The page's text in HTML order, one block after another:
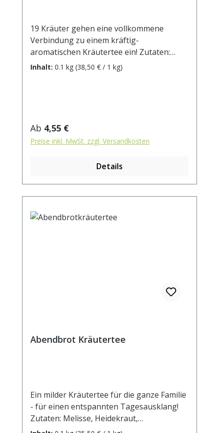
19 Kräuter gehen eine vollkommene
Verbindung zu einem kräftig-
aromatischen Kräutertee ein! Zutaten:
Himbeerblätter, Fenchel, Anis,
Kamillenblüten, Schachtelhalmkraut,
Holunderbeeren, Löwenzahnkraut,
Thymian, Rosmarinblätter, Koriander,
Tee mit 1 l. kochendem Wasser aufgiessen.
Ziehzeit: max.10 min.
Inhalt: 0.1 kg (38,50 € / 1 kg)
Regulärer Preis:
Ab 4,55 €
Preise inkl. MwSt. zzgl. Versandkosten
Details
Abendbrot Kräutertee
Ein milder Kräutertee für die ganze Familie
- für einen entspannten Tagesausklang!
Zutaten: Melisse, Heidekraut,
Pfefferminze, Kamillenblüten,